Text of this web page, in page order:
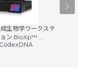
生物学ワークステ
ン BioXp™ ...
CodexDNA